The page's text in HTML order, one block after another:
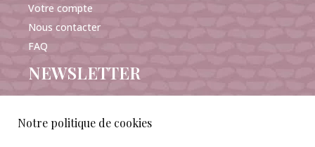
Votre compte
Nous contacter
FAQ
NEWSLETTER
Notre politique de cookies